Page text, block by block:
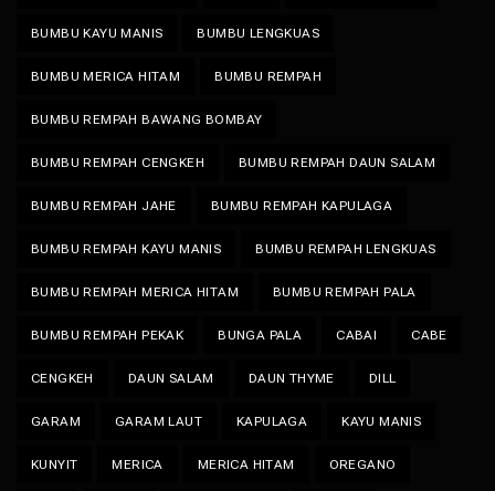
BUMBU KAYU MANIS BUMBU LENGKUAS
BUMBU MERICA HITAM BUMBU REMPAH
BUMBU REMPAH BAWANG BOMBAY
BUMBU REMPAH CENGKEH BUMBU REMPAH DAUN SALAM
BUMBU REMPAH JAHE BUMBU REMPAH KAPULAGA
BUMBU REMPAH KAYU MANIS BUMBU REMPAH LENGKUAS
BUMBU REMPAH MERICA HITAM BUMBU REMPAH PALA
BUMBU REMPAH PEKAK BUNGA PALA CABAI CABE
CENGKEH DAUN SALAM DAUN THYME DILL
GARAM GARAM LAUT KAPULAGA KAYU MANIS
KUNYIT MERICA MERICA HITAM OREGANO